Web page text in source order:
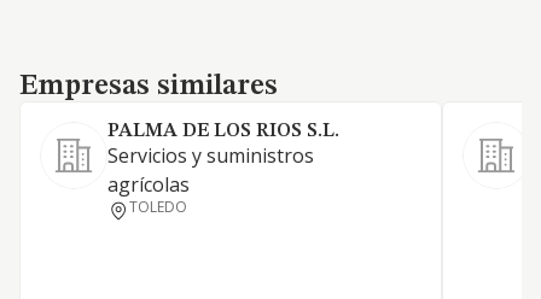
Empresas similares
Empresas similares
PALMA DE LOS RIOS S.L.
Servicios y suministros
agrícolas
TOLEDO